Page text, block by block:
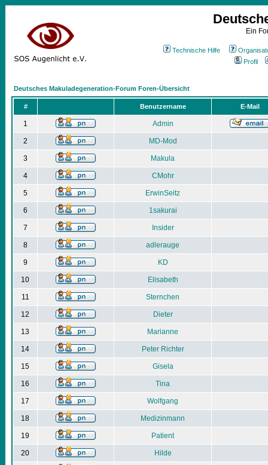
Ein
Technische Hilfe
Profil
Deutsches Makuladegeneration-Forum Foren-Übersicht
# Benutzername E-Mail
1 Admin
2 MD-Mod
3 Makula
4 CMohr
5 ErwinSeitz
6 1sakurai
7 Insider
8 adlerauge
9 KD
10 Elisabeth
11 Sternchen
12 Dieter
13 Marianne
14 Peter Richter
15 Gisela
16 Tina
17 Wolfgang
18 Medizinmann
19 Patient
20 Hilde